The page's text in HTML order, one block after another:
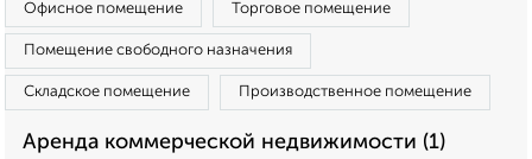
Офисное помещение Торговое помещение
Помещение свободного назначения
Складское помещение Производственное помещение
Аренда коммерческой недвижимости (1)